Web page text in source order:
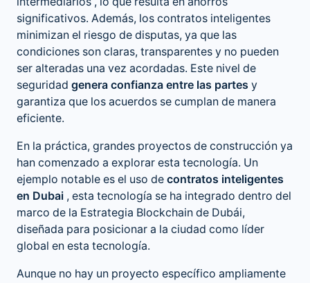
significativos. Además, los contratos inteligentes
minimizan el riesgo de disputas, ya que las
condiciones son claras, transparentes y no pueden
ser alteradas una vez acordadas. Este nivel de
seguridad genera confianza entre las partes y
garantiza que los acuerdos se cumplan de manera
eficiente.
En la práctica, grandes proyectos de construcción ya
han comenzado a explorar esta tecnología. Un
ejemplo notable es el uso de contratos inteligentes
en Dubai , esta tecnología se ha integrado dentro del
marco de la Estrategia Blockchain de Dubái,
diseñada para posicionar a la ciudad como líder
global en esta tecnología.
Aunque no hay un proyecto específico ampliamente